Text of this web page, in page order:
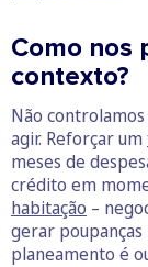
Como nos
contexto?
Não
agir. Reforçar um
meses de
crédito em
habitação –
gerar
planeamento é